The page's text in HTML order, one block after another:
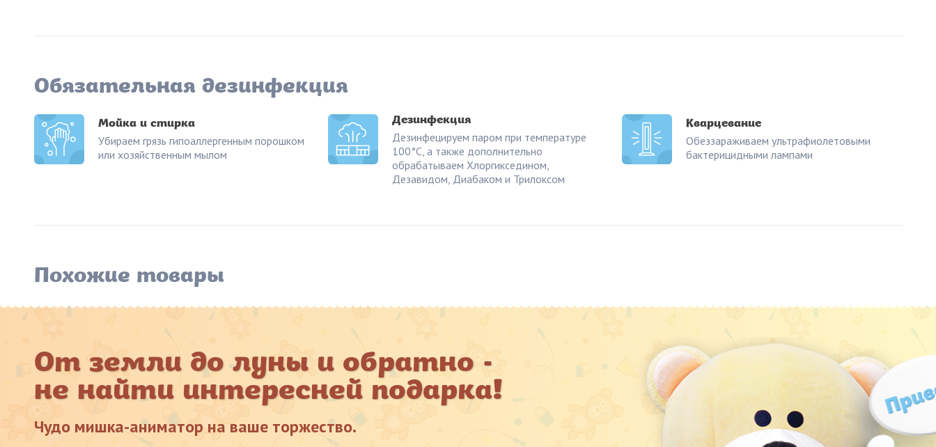
Обязательная дезинфекция
Мойка и стирка
Убираем грязь гипоаллергенным порошком
или хозяйственным мылом
Дезинфекция
Дезинфецируем паром при температуре
100°С, а также дополнительно
обрабатываем Хлоргикседином,
Дезавидом, Диабаком и Трилоксом
Кварцевание
Обеззараживаем ультрафиолетовыми
бактерицидными лампами
Похожие товары
От земли до луны и обратно -
не найти интересней подарка!
Чудо мишка-аниматор на ваше торжество.